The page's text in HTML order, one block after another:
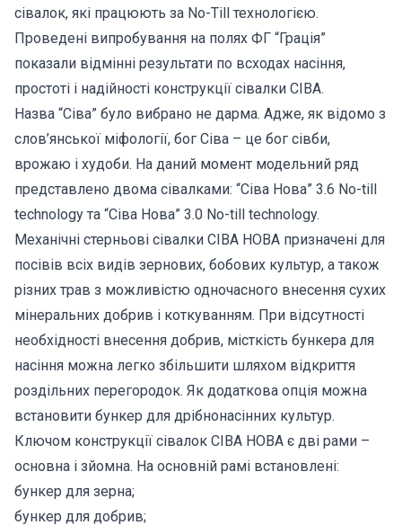
сівалок, які працюють за Nо-Till технологією.
Проведені випробування на полях ФГ “Грація”
показали відмінні результати по всходах насіння,
простоті і надійності конструкції сівалки СІВА.
Назва “Сіва” було вибрано не дарма. Адже, як відомо з
слов’янської міфології, бог Сіва – це бог сівби,
врожаю і худоби. На даний момент модельний ряд
представлено двома сівалками: “Сіва Нова” 3.6 No-till
technology та “Сіва Нова” 3.0 No-till technology.
Механічні стерньові сівалки СІВА НОВА призначені для
посівів всіх видів зернових, бобових культур, а також
різних трав з можливістю одночасного внесення сухих
мінеральних добрив і коткуванням. При відсутності
необхідності внесення добрив, місткість бункера для
насіння можна легко збільшити шляхом відкриття
роздільних перегородок. Як додаткова опція можна
встановити бункер для дрібнонасінних культур.
Ключом конструкції сівалок СІВА НОВА є дві рами –
основна і зйомна. На основній рамі встановлені:
бункер для зерна;
бункер для добрив;